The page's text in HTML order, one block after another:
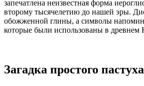
запечатлена неизвестная форма
второму тысячелетию до нашей эры.
обожженной глины, а символы
которые были использованы в древнем
Загадка простого пастуха